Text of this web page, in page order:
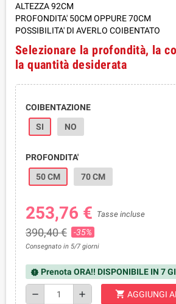
ALTEZZA 92CM
PROFONDITA' 50CM OPPURE 70CM
POSSIBILITA' DI AVERLO COIBENTATO
Selezionare la profondità, la
la quantità desiderata
COIBENTAZIONE
SI
NO
PROFONDITA'
50 CM
70 CM
253,76 € Tasse incluse
390,40 € -35%
Consegnato in 5/7 giorni
new_releases Prenota ORA!! DISPONIBILE IN 7
remove add shopping_cart AGGIUNGI